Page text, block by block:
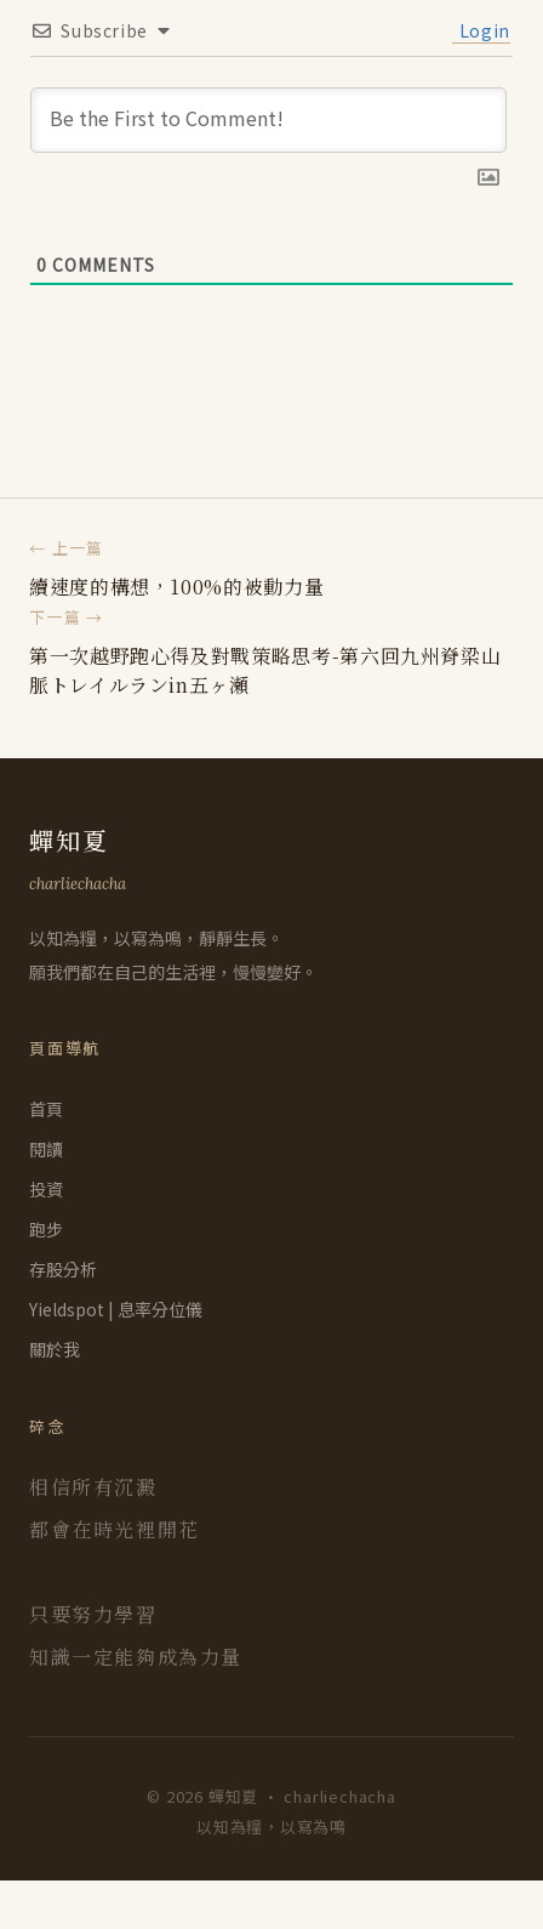
Subscribe Login
0 COMMENTS
← 上一篇
續速度的構想，100%的被動力量
下一篇 →
第一次越野跑心得及對戰策略思考-第六回九州脊梁山
脈トレイルランin五ヶ瀬
蟬知夏
charliechacha
以知為糧，以寫為鳴，靜靜生長。
願我們都在自己的生活裡，慢慢變好。
頁面導航
首頁
閱讀
投資
跑步
存股分析
Yieldspot | 息率分位儀
關於我
碎念
相信所有沉澱
都會在時光裡開花
只要努力學習
知識一定能夠成為力量
© 2026 蟬知夏 · charliechacha
以知為糧，以寫為鳴